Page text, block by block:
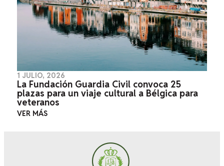
1 JULIO, 2026
La Fundación Guardia Civil convoca 25
plazas para un viaje cultural a Bélgica para
veteranos
VER MÁS